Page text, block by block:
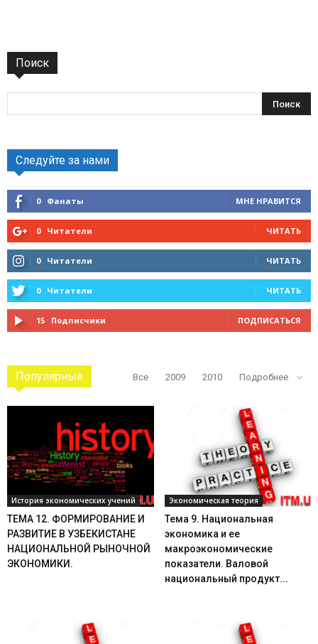
Поиск
Следуйте за нами
0 Фанаты МНЕ НРАВИТСЯ
0 Читатели ЧИТАТЬ
0 Читатели ЧИТАТЬ
0 Читатели ЧИТАТЬ
15 Подписчики ПОДПИСАТЬСЯ
Популярные Все 2009 2010 Подробнее
История экономических учений
ТЕМА 12. ФОРМИРОВАНИЕ И
РАЗВИТИЕ В УЗБЕКИСТАНЕ
НАЦИОНАЛЬНОЙ РЫНОЧНОЙ
ЭКОНОМИКИ.
Экономическая теория
Тема 9. Национальная
экономика и ее
макроэкономические
показатели. Валовой
национальный продукт...